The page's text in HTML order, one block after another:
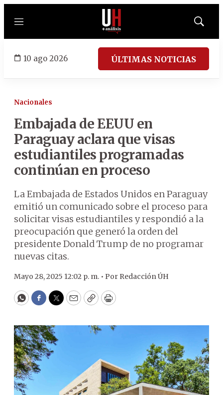
Menú
Mostrar
10 ago 2026 ÚLTIMAS NOTICIAS
Nacionales
Embajada de EEUU en
Paraguay aclara que visas
estudiantiles programadas
continúan en proceso
La Embajada de Estados Unidos en Paraguay
emitió un comunicado sobre el proceso para
solicitar visas estudiantiles y respondió a la
preocupación que generó la orden del
presidente Donald Trump de no programar
nuevas citas.
Mayo 28, 2025 12:02 p. m. • Por Redacción ÚH
WhatsApp
Facebook
Twitter
EmailCopyPrint